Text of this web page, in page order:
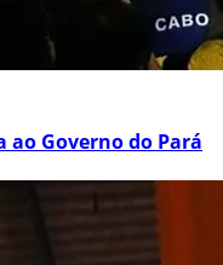
Governo do Pará